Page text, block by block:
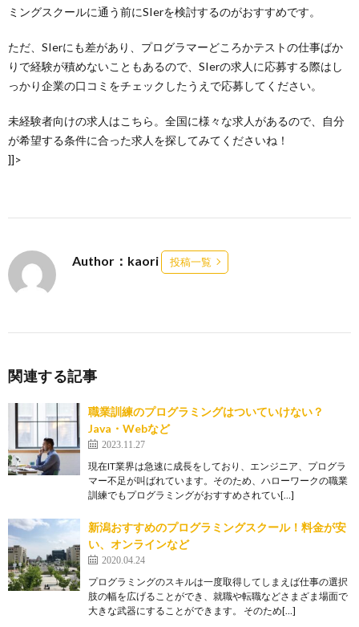
ミングスクールに通う前にSIerを検討するのがおすすめです。
ただ、SIerにも差があり、プログラマーどころかテストの仕事ばか
りで経験が積めないこともあるので、SIerの求人に応募する際はし
っかり企業の口コミをチェックしたうえで応募してください。
未経験者向けの求人はこちら。全国に様々な求人があるので、自分
が希望する条件に合った求人を探してみてくださいね！
]]>
Author：kaori 投稿一覧
関連する記事
職業訓練のプログラミングはついていけない？
Java・Webなど
2023.11.27
現在IT業界は急速に成長をしており、エンジニア、プログラ
マー不足が叫ばれています。そのため、ハローワークの職業
訓練でもプログラミングがおすすめされてい[…]
新潟おすすめのプログラミングスクール！料金が安
い、オンラインなど
2020.04.24
プログラミングのスキルは一度取得してしまえば仕事の選択
肢の幅を広げることができ、就職や転職などさまざま場面で
大きな武器にすることができます。 そのため[…]